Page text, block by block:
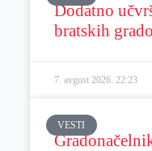
Dodatno
bratskih
7. avgust 2026. 22:23
VESTI